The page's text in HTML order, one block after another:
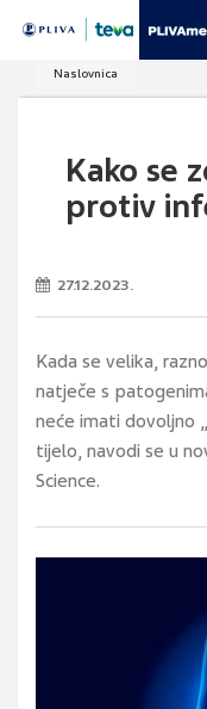
Naslovnica
Kako se
protiv
27.12.2023.
Kada se velika,
natječe s
neće imati dovoljno
tijelo, navodi se u
Science.